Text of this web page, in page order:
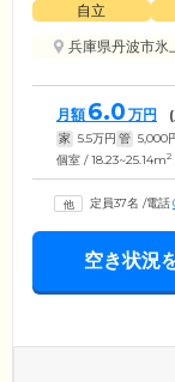
自立
兵庫県丹波市氷
月額 6.0 万円
家 5.5万円 管 5,000
個室 / 18.23~25.14m2
定員37名 /電話
空き状況